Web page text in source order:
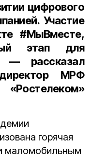
цифрового
Участие
#МыВместе,
этап для
— рассказал
МРФ
горячая
маломобильным